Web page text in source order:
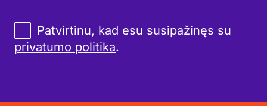
Patvirtinu, kad esu susipažinęs su
privatumo politika.